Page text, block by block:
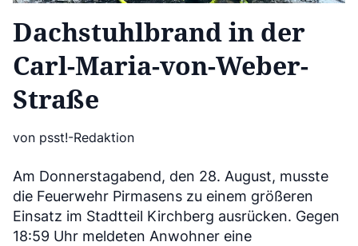
Dachstuhlbrand in der
Carl-Maria-von-Weber-
Straße
von psst!-Redaktion
Am Donnerstagabend, den 28. August, musste
die Feuerwehr Pirmasens zu einem größeren
Einsatz im Stadtteil Kirchberg ausrücken. Gegen
18:59 Uhr meldeten Anwohner eine